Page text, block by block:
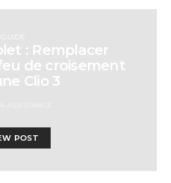
GUIDE
: Remplacer
de croisement
Clio 3
POST